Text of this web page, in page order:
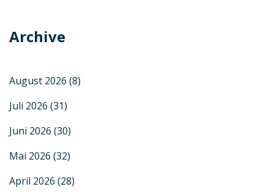
Archive
August 2026 (8)
Juli 2026 (31)
Juni 2026 (30)
Mai 2026 (32)
April 2026 (28)